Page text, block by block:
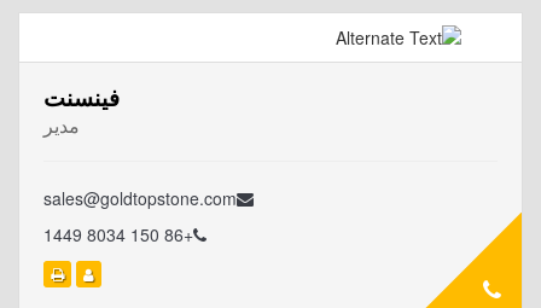
فينسنت
مدير
sales@goldtopstone.com
+86 150 8034 1449